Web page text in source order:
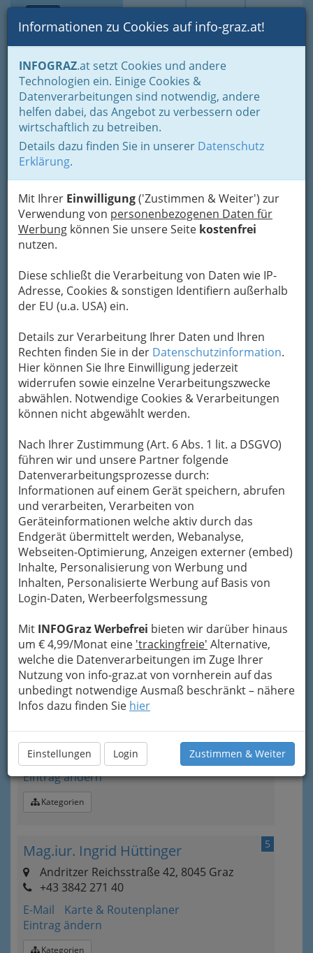
Suche Login Toggle
Informationen zu Cookies auf info-graz.at!
INFOGRAZ.at setzt Cookies und andere
Technologien ein. Einige Cookies &
Datenverarbeitungen sind notwendig, andere
helfen dabei, das Angebot zu verbessern oder
wirtschaftlich zu betreiben.
Details dazu finden Sie in unserer Datenschutz
Erklärung.
Mit Ihrer Einwilligung('Zustimmen & Weiter') zur
Verwendung von personenbezogenen Daten für
Werbung können Sie unsere Seite kostenfrei
nutzen.
Diese schließt die Verarbeitung von Daten wie IP-
Adresse, Cookies & sonstigen Identifiern außerhalb
der EU (u.a. USA) ein.
Details zur Verarbeitung Ihrer Daten und Ihren
Rechten finden Sie in der Datenschutzinformation.
Hier können Sie Ihre Einwilligung jederzeit
widerrufen sowie einzelne Verarbeitungszwecke
abwählen. Notwendige Cookies & Verarbeitungen
können nicht abgewählt werden.
Nach Ihrer Zustimmung (Art. 6 Abs. 1 lit. a DSGVO)
führen wir und unsere Partner folgende
Datenverarbeitungsprozesse durch:
Informationen auf einem Gerät speichern, abrufen
und verarbeiten, Verarbeiten von
Geräteinformationen welche aktiv durch das
Endgerät übermittelt werden, Webanalyse,
Webseiten-Optimierung, Anzeigen externer (embed)
Inhalte, Personalisierung von Werbung und
Inhalten, Personalisierte Werbung auf Basis von
Login-Daten, Werbeerfolgsmessung
Mit INFOGraz Werbefrei bieten wir darüber hinaus
um € 4,99/Monat eine 'trackingfreie' Alternative,
welche die Datenverarbeitungen im Zuge Ihrer
Nutzung von info-graz.at von vornherein auf das
unbedingt notwendige Ausmaß beschränkt – nähere
Infos dazu finden Sie hier
Einstellungen Login Zustimmen & Weiter
Home Branchen
Freie Berufe
Steuerberater, Wirtschaftstreuhänder und Bilanzbuchhalter
Selbständige BuchhalterInnen
Selbständige
BuchhalterInnen
Bezirksauswahl
Alle Bezirke
Moserhofgasse 4, 8010 Graz
+43 676 367 15 47
Karte & Routenplaner
Eintrag ändern
Kategorien
2
Bernhard Domian
+43 3512 82866 - 2
E-Mail
Karte & Routenplaner
Eintrag ändern
Kategorien
3
Anna Maria Dorner
Josefigasse 3, 8020 Graz
+43 316 713 767 - 0
Kategorien
4
Hans GOGG
Reininghausstraße 13 a, 8020 Graz
+43 316 578602-39
Webseite
E-Mail
Karte & Routenplaner
Eintrag ändern
Kategorien
5
Mag.iur. Ingrid Hüttinger
Andritzer Reichsstraße 42, 8045 Graz
+43 3842 271 40
E-Mail
Karte & Routenplaner
Eintrag ändern
Kategorien